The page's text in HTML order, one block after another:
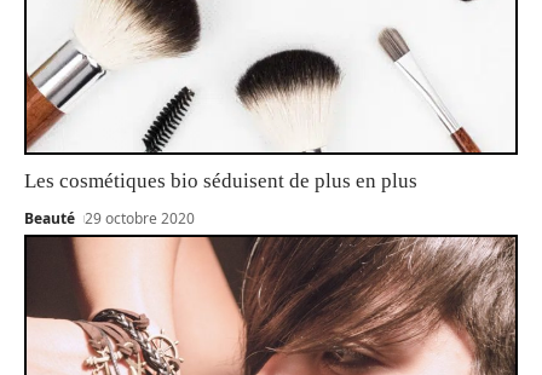
Les cosmétiques bio séduisent de plus en plus
Beauté 29 octobre 2020